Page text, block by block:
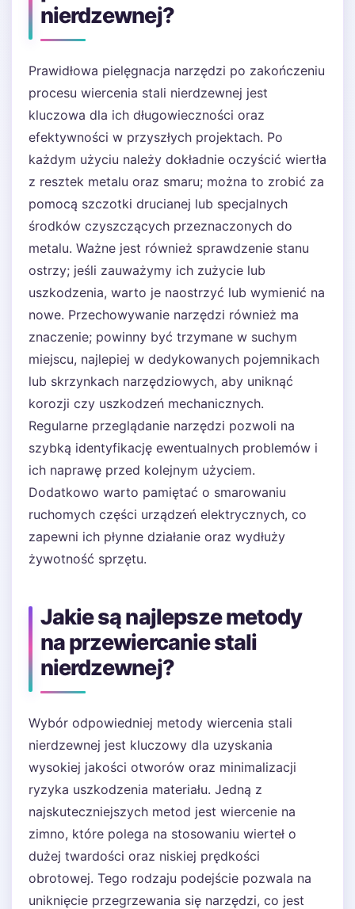
nierdzewnej?
Prawidłowa pielęgnacja narzędzi po zakończeniu
procesu wiercenia stali nierdzewnej jest
kluczowa dla ich długowieczności oraz
efektywności w przyszłych projektach. Po
każdym użyciu należy dokładnie oczyścić wiertła
z resztek metalu oraz smaru; można to zrobić za
pomocą szczotki drucianej lub specjalnych
środków czyszczących przeznaczonych do
metalu. Ważne jest również sprawdzenie stanu
ostrzy; jeśli zauważymy ich zużycie lub
uszkodzenia, warto je naostrzyć lub wymienić na
nowe. Przechowywanie narzędzi również ma
znaczenie; powinny być trzymane w suchym
miejscu, najlepiej w dedykowanych pojemnikach
lub skrzynkach narzędziowych, aby uniknąć
korozji czy uszkodzeń mechanicznych.
Regularne przeglądanie narzędzi pozwoli na
szybką identyfikację ewentualnych problemów i
ich naprawę przed kolejnym użyciem.
Dodatkowo warto pamiętać o smarowaniu
ruchomych części urządzeń elektrycznych, co
zapewni ich płynne działanie oraz wydłuży
żywotność sprzętu.
Jakie są najlepsze metody
na przewiercanie stali
nierdzewnej?
Wybór odpowiedniej metody wiercenia stali
nierdzewnej jest kluczowy dla uzyskania
wysokiej jakości otworów oraz minimalizacji
ryzyka uszkodzenia materiału. Jedną z
najskuteczniejszych metod jest wiercenie na
zimno, które polega na stosowaniu wierteł o
dużej twardości oraz niskiej prędkości
obrotowej. Tego rodzaju podejście pozwala na
uniknięcie przegrzewania się narzędzi, co jest